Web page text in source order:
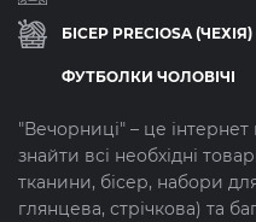
БІСЕР PRECIOSA (ЧЕХІЯ)
ФУТБОЛКИ ЧОЛОВІЧІ
"Вечорниці" – це
знайти всі необхідні
тканини, бісер, набори
глянцева, стрічкова) та